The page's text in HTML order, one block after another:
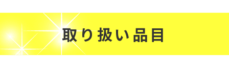
取り扱い品目